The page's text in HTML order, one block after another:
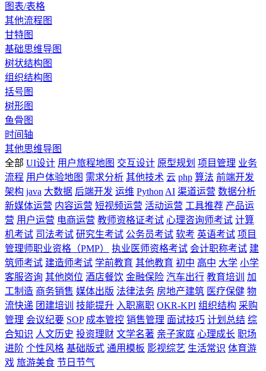
图表/表格
其他流程图
甘特图
基础思维导图
树状结构图
组织结构图
括号图
树形图
鱼骨图
时间轴
其他思维导图
全部 UI设计 用户旅程地图 交互设计 原型规划 项目管理 业务
流程 用户体验地图 需求分析 其他技术 云 php 算法 前端开发
架构 java 大数据 后端开发 运维 Python AI 渠道运营 数据分析
新媒体运营 内容运营 短视频运营 活动运营 工具推荐 产品运
营 用户运营 电商运营 教师资格证考试 心理咨询师考试 计算
机考试 司法考试 研究生考试 公务员考试 软考 英语考试 项目
管理师职业资格（PMP）
执业医师资格考试 会计职称考试 建
筑师考试 建造师考试 学前教育 其他教育 初中 高中 大学 小学
客服咨询 其他岗位 酒店餐饮 金融保险 汽车出行 教育培训
加
工制造 商务销售 媒体出版 法律法务 房地产建筑 医疗保健 物
流快递 团建培训 技能提升 入职离职 OKR-KPI 组织结构 采购
管理 会议纪要 SOP 成本管控 销售管理 面试技巧 计划总结 综
合知识 人文历史 投资理财 文学名著 亲子家庭 心理成长 职场
进阶 个性风格 基础版式 通用模板 影视综艺 生活常识 体育游
戏 旅游美食 节日节气